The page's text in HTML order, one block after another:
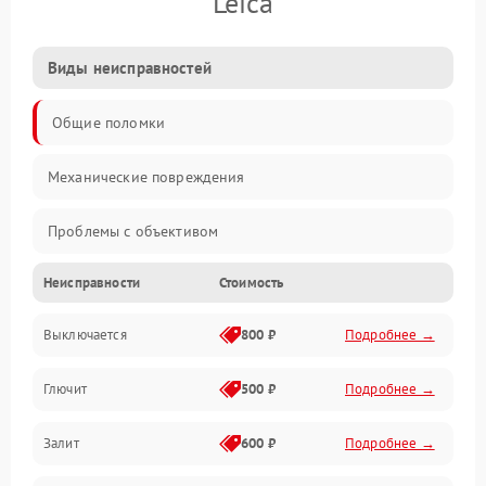
Виды неисправностей
Общие поломки
Механические повреждения
Проблемы с объективом
Электронные ошибки
Механические проблемы
Матрица и оптика
Питание и питание цепей
Неисправности Стоимость
Выключается 800 ₽ Подробнее →
Глючит 500 ₽ Подробнее →
Залит 600 ₽ Подробнее →